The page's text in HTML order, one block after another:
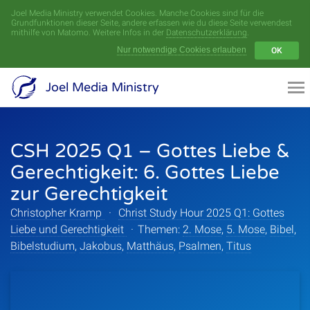
Joel Media Ministry verwendet Cookies. Manche Cookies sind für die
Grundfunktionen dieser Seite, andere erfassen wie du diese Seite verwendest
mithilfe von Matomo. Weitere Infos in der Datenschutzerklärung.
Nur notwendige Cookies erlauben
OK
Joel Media Ministry
CSH 2025 Q1 – Gottes Liebe &
Gerechtigkeit: 6. Gottes Liebe
zur Gerechtigkeit
Christopher Kramp ·
Christ Study Hour 2025 Q1: Gottes
Liebe und Gerechtigkeit · Themen: 2. Mose, 5. Mose, Bibel,
Bibelstudium, Jakobus, Matthäus, Psalmen, Titus
Menü
Videoarchiv
Serien
Sprecher
Themen